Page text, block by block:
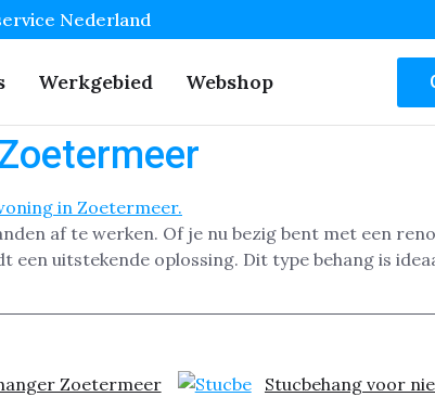
Nederland
Werkgebied Webshop
af te werken. Of je nu bezig bent met een
uitstekende oplossing. Dit type behang is
Zoetermeer
Stucbehang voor